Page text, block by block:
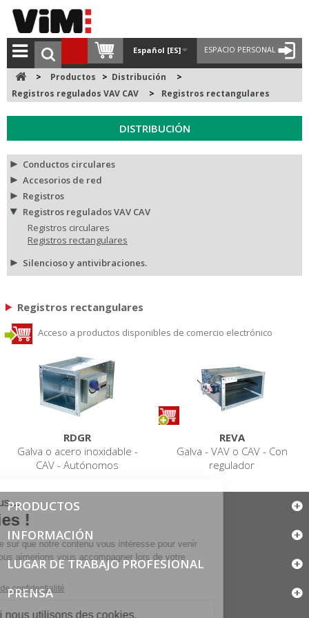
ESPACIO PERSONAL
Español [ES]
> Productos > Distribución
>
Registros regulados VAV CAV
> Registros rectangulares
DISTRIBUCIÓN
Conductos circulares
Accesorios de red
Registros
Registros regulados VAV CAV
Registros circulares
Registros rectangulares
Silencioso y antivibraciones.
Registros rectangulares
Acceso a productos disponibles de comercio electrónico
RDGR
Galva o acero inoxidable -
CAV - Autónomos
REVA
Galva - VAV o CAV - Con
regulador
PRODUCTOS
INFORMACIÓN
LUGAR DE TRABAJO PROFESIONAL
PRENSA